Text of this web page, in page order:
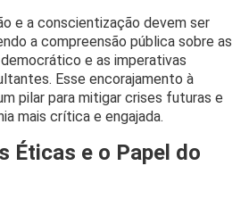
e a conscientização devem ser
a compreensão pública sobre as
e as imperativas
Esse encorajamento à
pilar para mitigar crises futuras e
mais crítica e engajada.
Éticas e o Papel do